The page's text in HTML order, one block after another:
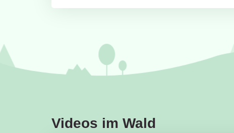
Videos im Wald